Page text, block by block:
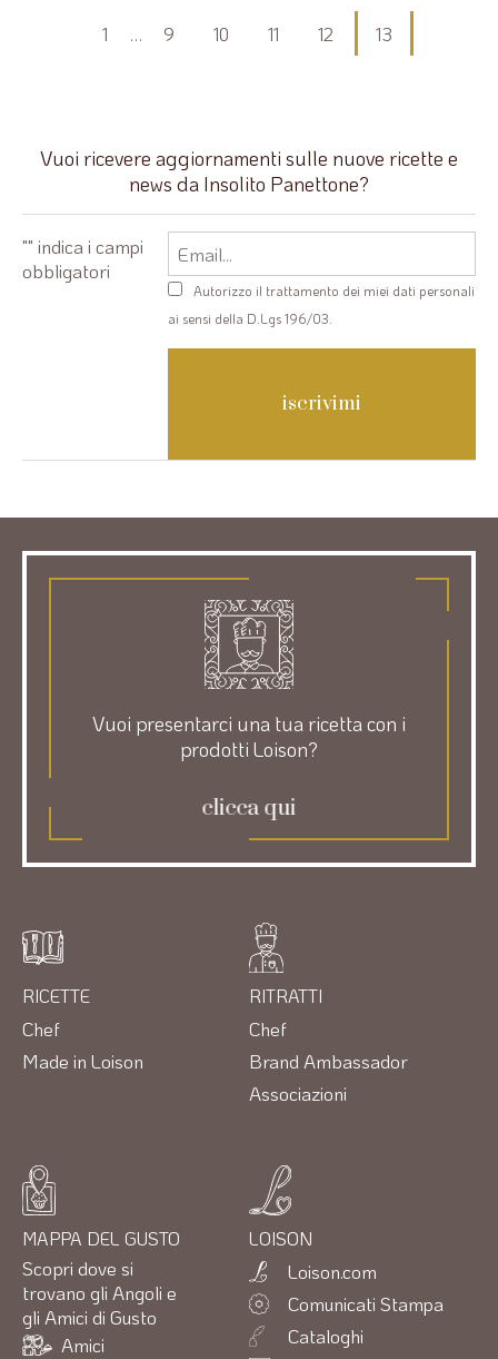
Paginazione1 9 10 11 12 13
Vuoi ricevere aggiornamenti sulle nuove ricette e
news da Insolito Panettone?
"" indica i campi
obbligatori
Email
Privacy
policy
Autorizzo il trattamento dei miei dati personali
ai sensi della D.Lgs 196/03.
RICETTE
Chef
Made in Loison
RITRATTI
Chef
Brand Ambassador
Associazioni
Vuoi presentarci una tua ricetta con i
prodotti Loison?
clicca qui
MAPPA DEL GUSTO
Scopri dove si
trovano gli Angoli e
gli Amici di Gusto
Amici
LOISON
Loison.com
Comunicati Stampa
Cataloghi